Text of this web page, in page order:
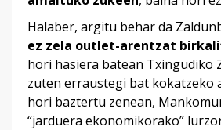
Halaber, argitu behar da
ez zela outlet-arentzat
hori hasiera batean Txingudiko
zuten erraustegi bat kokatzeko
hori baztertu zenean,
“jarduera ekonomikorako”